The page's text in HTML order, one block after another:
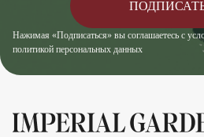
Нажимая «Подписаться» вы соглашаетесь с
политикой персональных данных